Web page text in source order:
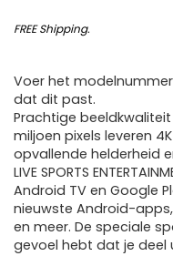
FREE Shipping.
Voer het
dat dit past.
Prachtige beeldkwaliteit
miljoen pixels leveren
opvallende helderheid
LIVE SPORTS
Android TV en Google
nieuwste Android-
en meer. De speciale
gevoel hebt dat je deel